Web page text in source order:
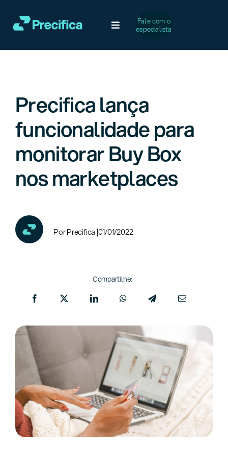
para
conteúdo
Toggle
Serviços
Casos de Sucesso
Conteúdo
Fale com o
especialista
Precifica lança
funcionalidade para
monitorar Buy Box
nos marketplaces
Por Precifica |01/01/2022
Compartilhe: